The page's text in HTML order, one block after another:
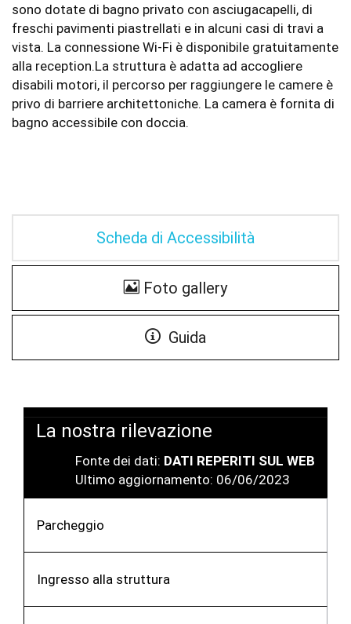
sono dotate di bagno privato con asciugacapelli, di
freschi pavimenti piastrellati e in alcuni casi di travi a
vista. La connessione Wi-Fi è disponibile gratuitamente
alla reception.La struttura è adatta ad accogliere
disabili motori, il percorso per raggiungere le camere è
privo di barriere architettoniche. La camera è fornita di
bagno accessibile con doccia.
Scheda di Accessibilità
Foto gallery
Guida
La nostra rilevazione
Fonte dei dati: DATI REPERITI SUL WEB
Ultimo aggiornamento: 06/06/2023
Parcheggio
Ingresso alla struttura